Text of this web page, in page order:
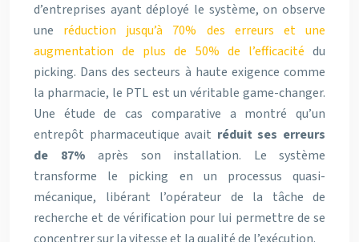
d’entreprises ayant déployé le système, on observe
une réduction jusqu’à 70% des erreurs et une
augmentation de plus de 50% de l’efficacité du
picking. Dans des secteurs à haute exigence comme
la pharmacie, le PTL est un véritable game-changer.
Une étude de cas comparative a montré qu’un
entrepôt pharmaceutique avait réduit ses erreurs
de 87% après son installation. Le système
transforme le picking en un processus quasi-
mécanique, libérant l’opérateur de la tâche de
recherche et de vérification pour lui permettre de se